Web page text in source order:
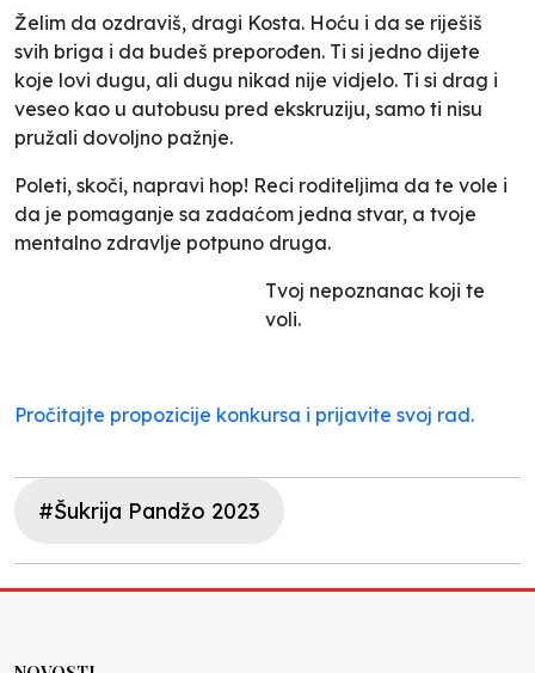
Želim da ozdraviš, dragi Kosta. Hoću i da se riješiš
svih briga i da budeš preporođen. Ti si jedno dijete
koje lovi dugu, ali dugu nikad nije vidjelo. Ti si drag i
veseo kao u autobusu pred ekskruziju, samo ti nisu
pružali dovoljno pažnje.
Poleti, skoči, napravi hop! Reci roditeljima da te vole i
da je pomaganje sa zadaćom jedna stvar, a tvoje
mentalno zdravlje potpuno druga.
Tvoj nepoznanac koji te
voli.
Pročitajte propozicije konkursa i prijavite svoj rad.
#Šukrija Pandžo 2023